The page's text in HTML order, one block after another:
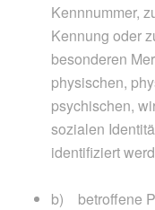
Kennnummer,
Kennung oder
besonderen
physischen,
psychischen,
sozialen
identifiziert
b) betroffene